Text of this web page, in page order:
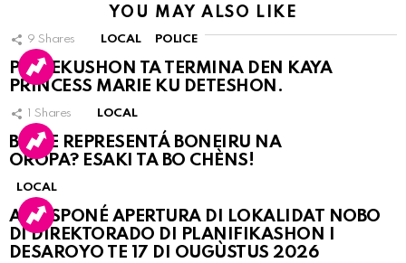
YOU MAY ALSO LIKE
9 Shares LOCAL POLICE
PERSEKUSHON TA TERMINA DEN KAYA
PRINCESS MARIE KU DETESHON.
Shares LOCAL
BO KE REPRESENTÁ BONEIRU NA
OROPA? ESAKI TA BO CHÈNS!
LOCAL
A POSPONÉ APERTURA DI LOKALIDAT NOBO
DI DIREKTORADO DI PLANIFIKASHON I
DESAROYO TE 17 DI OUGÙSTUS 2026